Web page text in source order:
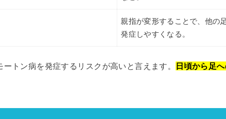
親指が変形することで、他の
発症しやすくなる。
トン病を発症するリスクが高いと言えます。 日頃から足